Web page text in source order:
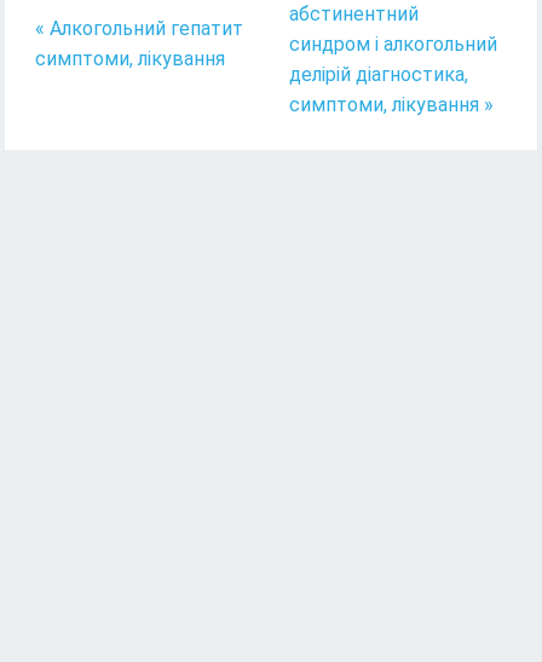
« Алкогольний гепатит
симптоми, лікування
абстинентний
синдром і алкогольний
делірій діагностика,
симптоми, лікування »